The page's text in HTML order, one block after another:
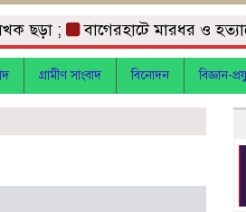
; বাগেরহাটে মারধর ও
গ্রামীণ সাংবাদ বিনোদন বিজ্ঞান-